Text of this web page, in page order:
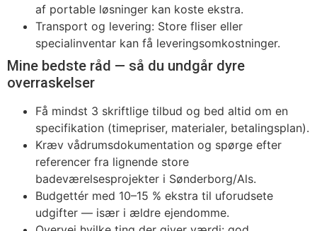
af portable løsninger kan koste ekstra.
Transport og levering: Store fliser eller
specialinventar kan få leveringsomkostninger.
Mine bedste råd — så du undgår dyre
overraskelser
Få mindst 3 skriftlige tilbud og bed altid om en
specifikation (timepriser, materialer, betalingsplan).
Kræv vådrumsdokumentation og spørge efter
referencer fra lignende store
badeværelsesprojekter i Sønderborg/Als.
Budgettér med 10–15 % ekstra til uforudsete
udgifter — især i ældre ejendomme.